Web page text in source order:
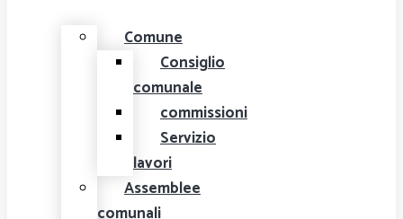
Comune
Consiglio
comunale
commissioni
Servizio
lavori
Assemblee
comunali